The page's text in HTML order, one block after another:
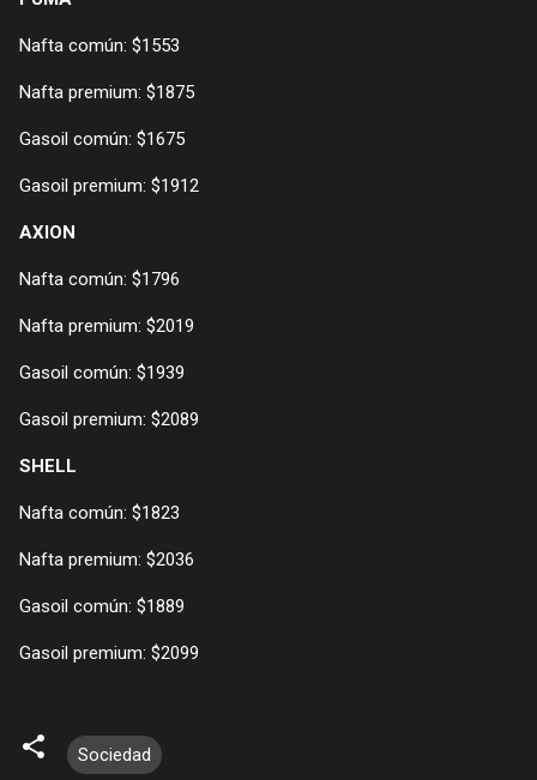
Nafta común: $1553
Nafta premium: $1875
Gasoil común: $1675
Gasoil premium: $1912
AXION
Nafta común: $1796
Nafta premium: $2019
Gasoil común: $1939
Gasoil premium: $2089
SHELL
Nafta común: $1823
Nafta premium: $2036
Gasoil común: $1889
Gasoil premium: $2099
Sociedad